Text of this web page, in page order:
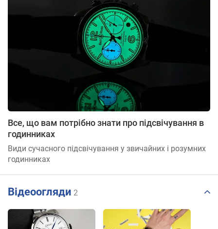
Все, що вам потрібно знати про підсвічування в
годинниках
Види сучасного підсвічування у звичайних і розумних
годинниках
Відеоогляди 2